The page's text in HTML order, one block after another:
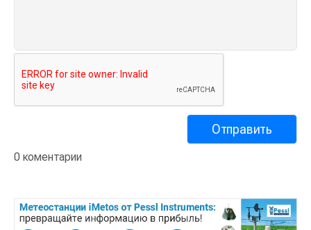
0 коментарии